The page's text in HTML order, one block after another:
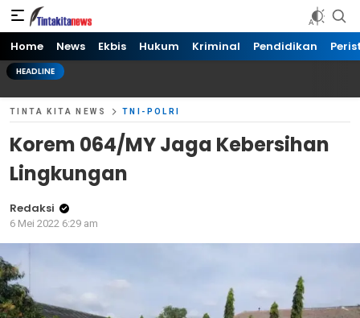
Tinta kita News
Informasi Terkini
Home News Ekbis Hukum Kriminal Pendidikan
HEADLINE
TINTA KITA NEWS TNI-POLRI
Korem 064/MY Jaga Kebersihan
Lingkungan
Redaksi
6 Mei 2022 6:29 am